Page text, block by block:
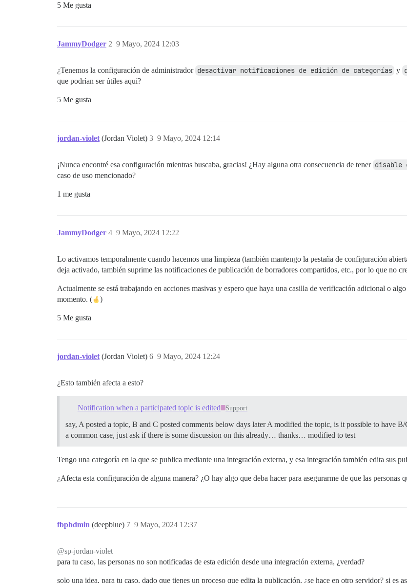
5 Me gusta
JammyDodger 9 Mayo, 2024 12:03
2
¿Tenemos la configuración de administrador desactivar notificaciones de edición de categorías y
que podrían ser útiles aquí?
5 Me gusta
jordan-violet (Jordan Violet) 9 Mayo, 2024 12:14
3
¡Nunca encontré esa configuración mientras buscaba, gracias! ¿Hay alguna otra consecuencia de tener disable
caso de uso mencionado?
1 me gusta
JammyDodger 9 Mayo, 2024 12:22
4
Lo activamos temporalmente cuando hacemos una limpieza (también mantengo la pestaña de configuración
deja activado, también suprime las notificaciones de publicación de borradores compartidos, etc., por lo que no
Actualmente se está trabajando en acciones masivas y espero que haya una casilla de verificación adicional o
momento. (
)
5 Me gusta
jordan-violet (Jordan Violet) 9 Mayo, 2024 12:24
6
¿Esto también afecta a esto?
Notification when a participated topic is edited Support
say, A posted a topic, B and C posted comments below days later A modified the topic, is it possible to have
a common case, just ask if there is some discussion on this already… thanks… modified to test
Tengo una categoría en la que se publica mediante una integración externa, y esa integración también edita sus
¿Afecta esta configuración de alguna manera? ¿O hay algo que deba hacer para asegurarme de que las personas
fbpbdmin (deepblue) 9 Mayo, 2024 12:37
7
@sp-jordan-violet
para tu caso, las personas no son notificadas de esta edición desde una integración externa, ¿verdad?
solo una idea, para tu caso, dado que tienes un proceso que edita la publicación, ¿se hace en otro servidor? si es